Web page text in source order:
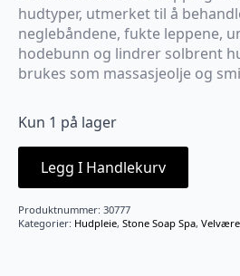
hudtyper, utmerket til å
neglebåndene, fukte leppene,
hodebunn og lindrer solbrent
brukes som massasjeolje og
Kun 1 på lager
Legg I Handlekurv
Produktnummer: 30777
Kategorier: Hudpleie, Stone Soap Spa,